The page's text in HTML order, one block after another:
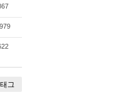
태그